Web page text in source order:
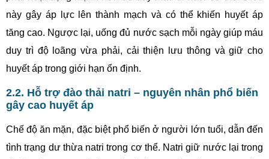
này gây áp lực lên thành mạch và có thể khiến huyết áp
tăng cao. Ngược lại, uống đủ nước sạch mỗi ngày giúp máu
duy trì độ loãng vừa phải, cải thiện lưu thông và giữ cho
huyết áp trong giới hạn ổn định.
2.2. Hỗ trợ đào thải natri – nguyên nhân phổ biến
gây cao huyết áp
Chế độ ăn mặn, đặc biệt phổ biến ở người lớn tuổi, dẫn đến
tình trạng dư thừa natri trong cơ thể. Natri giữ nước lại trong